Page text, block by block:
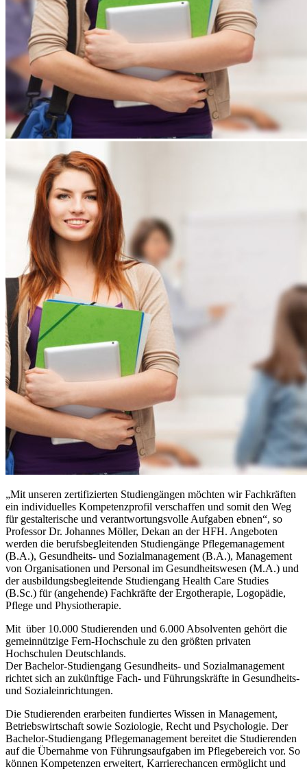
„Mit unseren zertifizierten Studiengängen möchten wir Fachkräften
ein individuelles Kompetenzprofil verschaffen und somit den Weg
für gestalterische und verantwortungsvolle Aufgaben ebnen“, so
Professor Dr. Johannes Möller, Dekan an der HFH. Angeboten
werden die berufsbegleitenden Studiengänge Pflegemanagement
(B.A.), Gesundheits- und Sozialmanagement (B.A.), Management
von Organisationen und Personal im Gesundheitswesen (M.A.) und
der ausbildungsbegleitende Studiengang Health Care Studies
(B.Sc.) für (angehende) Fachkräfte der Ergotherapie, Logopädie,
Pflege und Physiotherapie.
Mit über 10.000 Studierenden und 6.000 Absolventen gehört die
gemeinnützige Fern-Hochschule zu den größten privaten
Hochschulen Deutschlands.
Der Bachelor-Studiengang Gesundheits- und Sozialmanagement
richtet sich an zukünftige Fach- und Führungskräfte in Gesundheits-
und Sozialeinrichtungen.
Die Studierenden erarbeiten fundiertes Wissen in Management,
Betriebswirtschaft sowie Soziologie, Recht und Psychologie. Der
Bachelor-Studiengang Pflegemanagement bereitet die Studierenden
auf die Übernahme von Führungsaufgaben im Pflegebereich vor. So
können Kompetenzen erweitert, Karrierechancen ermöglicht und